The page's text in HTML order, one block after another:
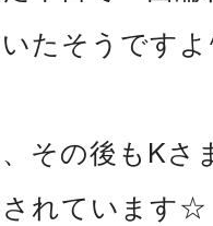
たそうです
その後もKさ
れています☆